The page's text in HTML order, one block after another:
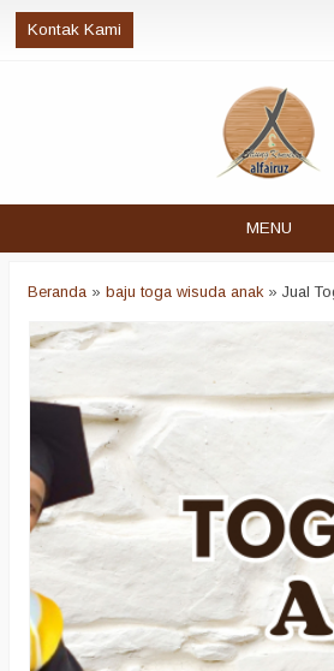
Kontak Kami
MENU
Beranda » baju toga wisuda anak» Jual